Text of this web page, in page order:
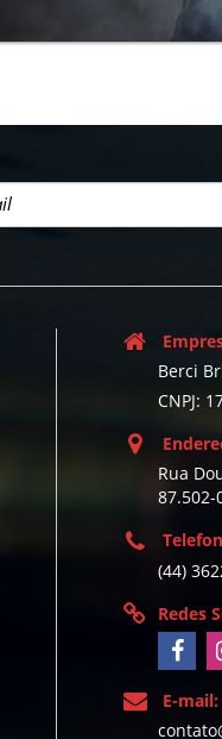
Berci
CNPJ:
Rua
87.502-
(44)
Redes
E-mail: